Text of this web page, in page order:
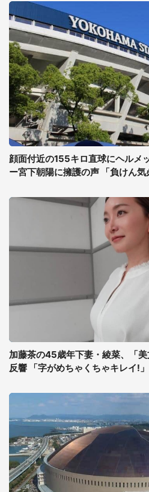
顔面付近の155キロ直球にヘルメ
ー宮下朝陽に擁護の声 「負けん
加藤茶の45歳年下妻・綾菜、「
反響 「字がめちゃくちゃキレイ!